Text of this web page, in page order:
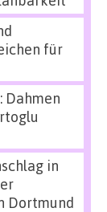
für
in
Dortmund